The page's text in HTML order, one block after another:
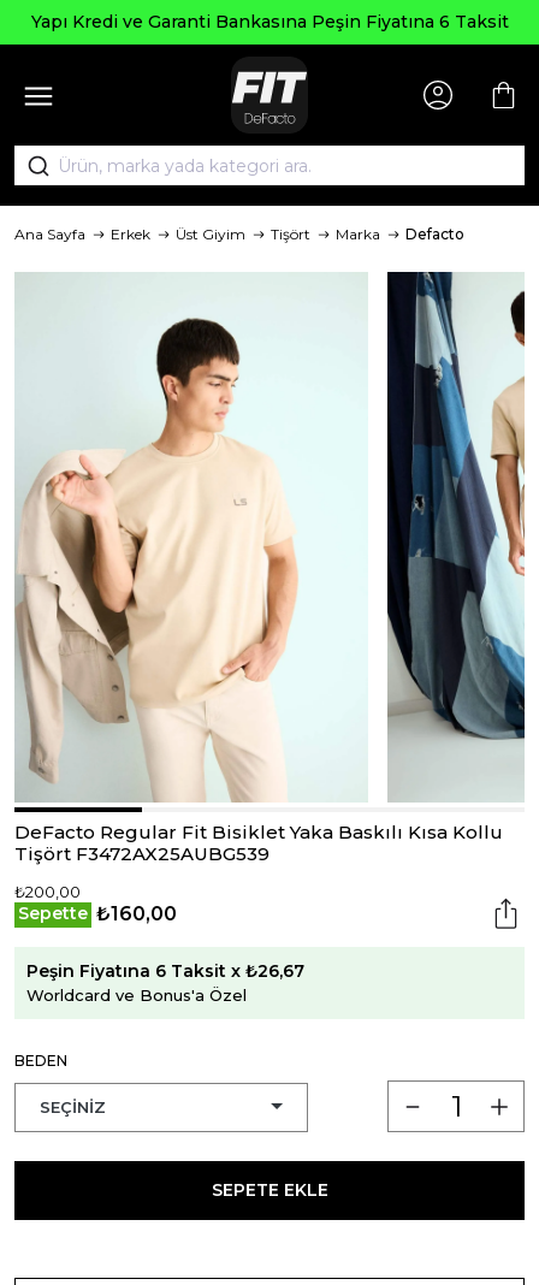
Yapı Kredi ve Garanti Bankasına Peşin Fiyatına 6 Taksit
Ana Sayfa Erkek Üst Giyim Tişört Marka Defacto
DeFacto Regular Fit Bisiklet Yaka Baskılı Kısa Kollu
Tişört F3472AX25AUBG539
₺200,00
Sepette ₺160,00
Peşin Fiyatına 6 Taksit x ₺26,67
Worldcard ve Bonus'a Özel
BEDEN
SEPETE EKLE